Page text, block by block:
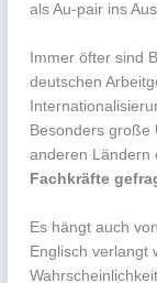
als Au-pair ins
Immer öfter sind
deutschen
Besonders große
anderen Ländern
Fachkräfte
Es hängt auch
Englisch verlangt